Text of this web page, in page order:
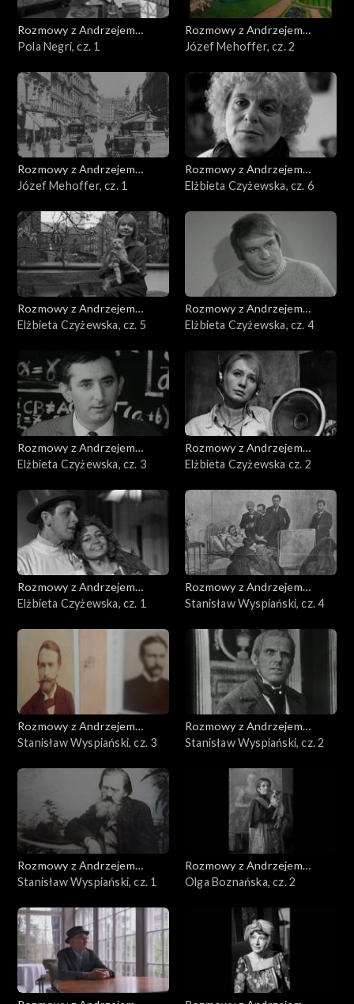
Rozmowy z Andrzejem
Doboszem
Pola Negri, cz. 1
Rozmowy z Andrzejem
Doboszem
Józef Mehoffer, cz. 2
Rozmowy z Andrzejem
Doboszem
Józef Mehoffer, cz. 1
Rozmowy z Andrzejem
Doboszem
Elżbieta Czyżewska, cz. 6
Rozmowy z Andrzejem
Doboszem
Elżbieta Czyżewska, cz. 5
Rozmowy z Andrzejem
Doboszem
Elżbieta Czyżewska, cz. 4
Rozmowy z Andrzejem
Doboszem
Elżbieta Czyżewska, cz. 3
Rozmowy z Andrzejem
Doboszem
Elżbieta Czyżewska cz. 2
Rozmowy z Andrzejem
Doboszem
Elżbieta Czyżewska, cz. 1
Rozmowy z Andrzejem
Doboszem
Stanisław Wyspiański, cz. 4
Rozmowy z Andrzejem
Doboszem
Stanisław Wyspiański, cz. 3
Rozmowy z Andrzejem
Doboszem
Stanisław Wyspiański, cz. 2
Rozmowy z Andrzejem
Doboszem
Stanisław Wyspiański, cz. 1
Rozmowy z Andrzejem
Doboszem
Olga Boznańska, cz. 2